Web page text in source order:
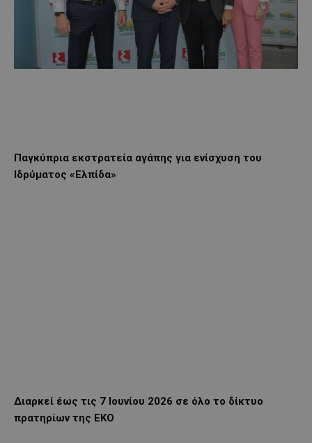
Παγκύπρια εκστρατεία αγάπης για ενίσχυση του
Ιδρύματος «Ελπίδα»
Διαρκεί έως τις 7 Ιουνίου 2026 σε όλο το δίκτυο
πρατηρίων της ΕΚΟ